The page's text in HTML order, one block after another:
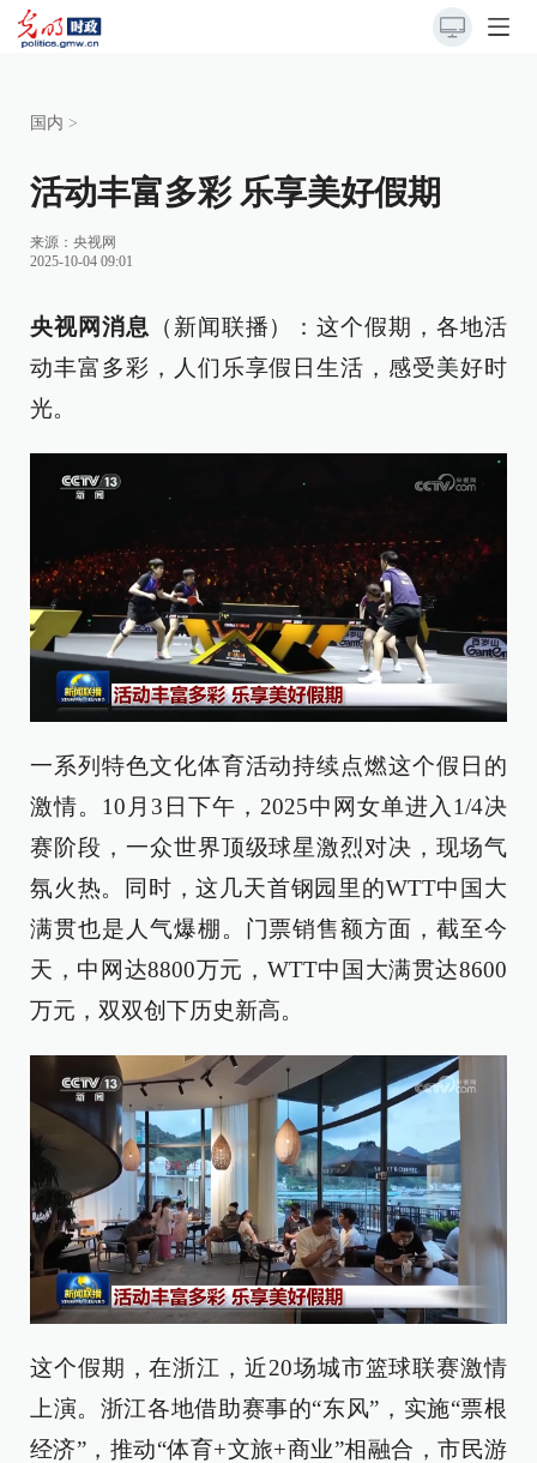
国内 >
活动丰富多彩 乐享美好假期
来源： 央视网
2025-10-04 09:01
央视网消息 （新闻联播）：这个假期，各地活
动丰富多彩，人们乐享假日生活，感受美好时
光。
一系列特色文化体育活动持续点燃这个假日的
激情。10月3日下午，2025中网女单进入1/4决
赛阶段，一众世界顶级球星激烈对决，现场气
氛火热。同时，这几天首钢园里的WTT中国大
满贯也是人气爆棚。门票销售额方面，截至今
天，中网达8800万元，WTT中国大满贯达8600
万元，双双创下历史新高。
这个假期，在浙江，近20场城市篮球联赛激情
上演。浙江各地借助赛事的“东风”，实施“票根
经济”，推动“体育+文旅+商业”相融合，市民游